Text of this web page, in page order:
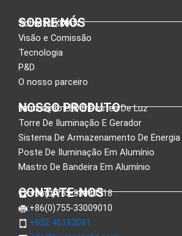
SOBRE NÓS
Sobre LUXMAN
Visão e Comissão
Tecnologia
P&D
O nosso parceiro
NOSSO PRODUTO
Iluminação LED E Postes De Luz
Torre De Iluminação E Gerador
Sistema De Armazenamento De
Poste De Iluminação Em Alumínio
Mastro De Bandeira Em Alumínio
CONTATE-NOS
:+86(0)755-33089318
:+86(0)755-33009010
:+852 46182081